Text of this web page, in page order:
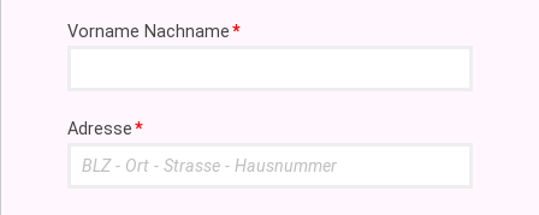
Pflichtfeld
Vorname Nachname*
Pflichtfeld
Adresse*